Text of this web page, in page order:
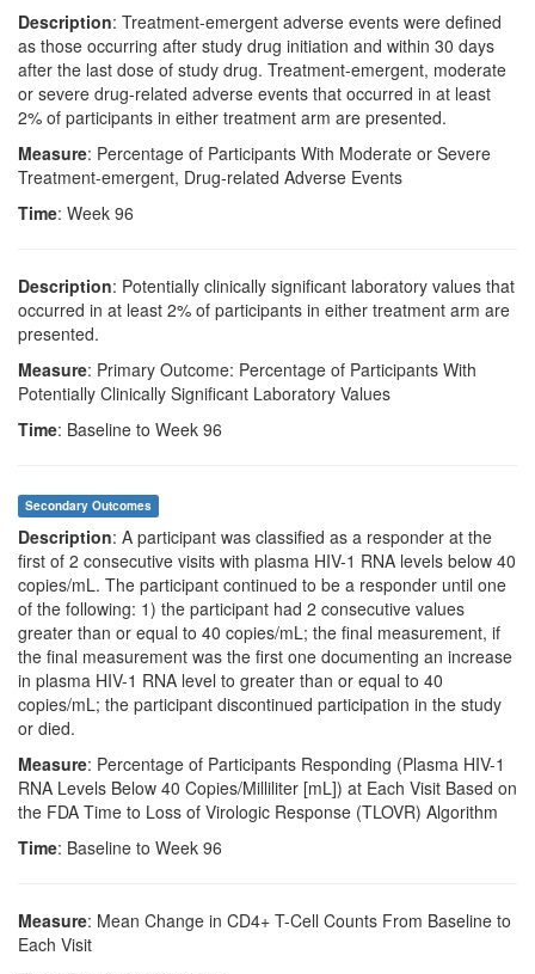
Description: Treatment-emergent adverse events were defined
as those occurring after study drug initiation and within 30 days
after the last dose of study drug. Treatment-emergent, moderate
or severe drug-related adverse events that occurred in at least
2% of participants in either treatment arm are presented.
Measure: Percentage of Participants With Moderate or Severe
Treatment-emergent, Drug-related Adverse Events
Time: Week 96
Description: Potentially clinically significant laboratory values that
occurred in at least 2% of participants in either treatment arm are
presented.
Measure: Primary Outcome: Percentage of Participants With
Potentially Clinically Significant Laboratory Values
Time: Baseline to Week 96
Secondary Outcomes
Description: A participant was classified as a responder at the
first of 2 consecutive visits with plasma HIV-1 RNA levels below 40
copies/mL. The participant continued to be a responder until one
of the following: 1) the participant had 2 consecutive values
greater than or equal to 40 copies/mL; the final measurement, if
the final measurement was the first one documenting an increase
in plasma HIV-1 RNA level to greater than or equal to 40
copies/mL; the participant discontinued participation in the study
or died.
Measure: Percentage of Participants Responding (Plasma HIV-1
RNA Levels Below 40 Copies/Milliliter [mL]) at Each Visit Based on
the FDA Time to Loss of Virologic Response (TLOVR) Algorithm
Time: Baseline to Week 96
Measure: Mean Change in CD4+ T-Cell Counts From Baseline to
Each Visit